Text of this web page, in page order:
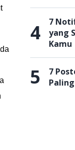
4
7
yang
Kamu
5
7